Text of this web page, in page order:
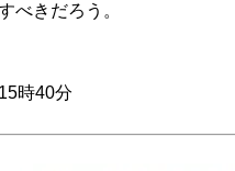
べきだろう。
時40分